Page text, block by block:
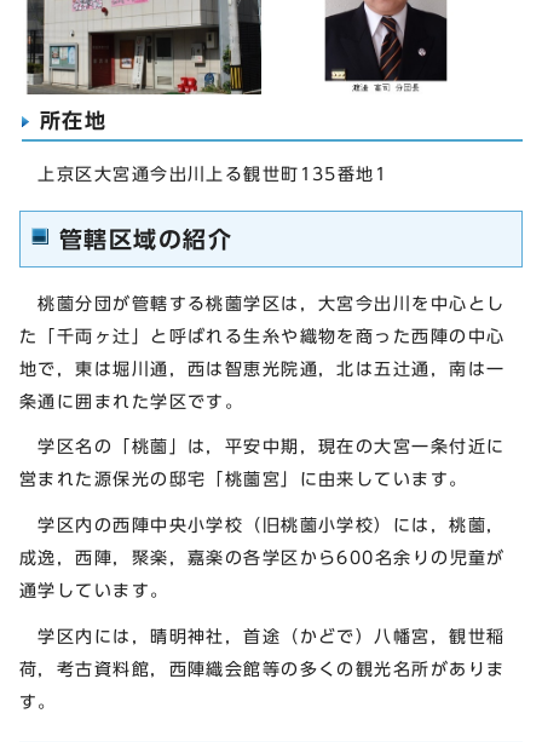
所在地
上京区大宮通今出川上る観世町135番地1
管轄区域の紹介
桃薗分団が管轄する桃薗学区は，大宮今出川を中心とし
た「千両ヶ辻」と呼ばれる生糸や織物を商った西陣の中心
地で，東は堀川通，西は智恵光院通，北は五辻通，南は一
条通に囲まれた学区です。
学区名の「桃薗」は，平安中期，現在の大宮一条付近に
営まれた源保光の邸宅「桃薗宮」に由来しています。
学区内の西陣中央小学校（旧桃薗小学校）には，桃薗，
成逸，西陣，聚楽，嘉楽の各学区から600名余りの児童が
通学しています。
学区内には，晴明神社，首途（かどで）八幡宮，観世稲
荷，考古資料館，西陣織会館等の多くの観光名所がありま
す。